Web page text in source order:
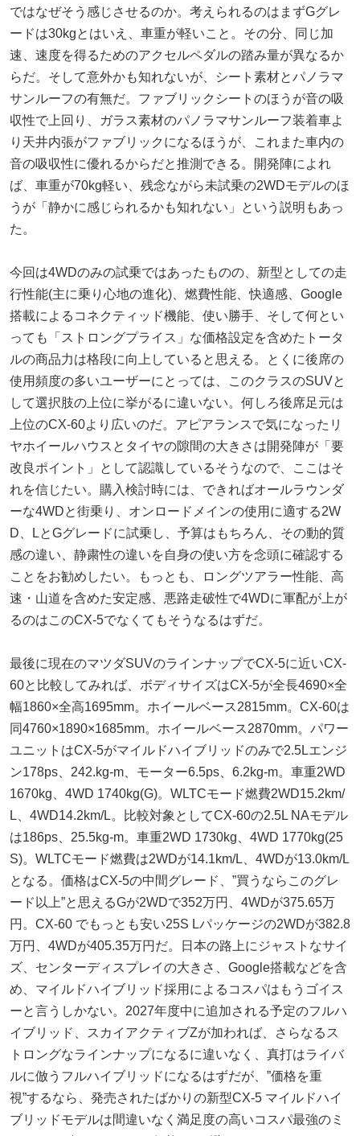
ではなぜそう感じさせるのか。考えられるのはまずGグレ
ードは30kgとはいえ、車重が軽いこと。その分、同じ加
速、速度を得るためのアクセルペダルの踏み量が異なるか
らだ。そして意外かも知れないが、シート素材とパノラマ
サンルーフの有無だ。ファブリックシートのほうが音の吸
収性で上回り、ガラス素材のパノラマサンルーフ装着車よ
り天井内張がファブリックになるほうが、これまた車内の
音の吸収性に優れるからだと推測できる。開発陣によれ
ば、車重が70kg軽い、残念ながら未試乗の2WDモデルのほ
うが「静かに感じられるかも知れない」という説明もあっ
た。
今回は4WDのみの試乗ではあったものの、新型としての走
行性能(主に乗り心地の進化)、燃費性能、快適感、Google
搭載によるコネクティッド機能、使い勝手、そして何とい
っても「ストロングプライス」な価格設定を含めたトータ
ルの商品力は格段に向上していると思える。とくに後席の
使用頻度の多いユーザーにとっては、このクラスのSUVと
して選択肢の上位に挙がるに違いない。何しろ後席足元は
上位のCX-60より広いのだ。アピアランスで気になったリ
ヤホイールハウスとタイヤの隙間の大きさは開発陣が「要
改良ポイント」として認識しているそうなので、ここはそ
れを信じたい。購入検討時には、できればオールラウンダ
ーな4WDと街乗り、オンロードメインの使用に適する2W
D、LとGグレードに試乗し、予算はもちろん、その動的質
感の違い、静粛性の違いを自身の使い方を念頭に確認する
ことをお勧めしたい。もっとも、ロングツアラー性能、高
速・山道を含めた安定感、悪路走破性で4WDに軍配が上が
るのはこのCX-5でなくてもそうなるはずだ。
最後に現在のマツダSUVのラインナップでCX-5に近いCX-
60と比較してみれば、ボディサイズはCX-5が全長4690×全
幅1860×全高1695mm。ホイールベース2815mm。CX-60は
同4760×1890×1685mm。ホイールベース2870mm。パワー
ユニットはCX-5がマイルドハイブリッドのみで2.5Lエンジ
ン178ps、242.kg-m、モーター6.5ps、6.2kg-m。車重2WD
1670kg、4WD 1740kg(G)。WLTCモード燃費2WD15.2km/
L、4WD14.2km/L。比較対象としてCX-60の2.5L NAモデル
は186ps、25.5kg-m。車重2WD 1730kg、4WD 1770kg(25
S)。WLTCモード燃費は2WDが14.1km/L、4WDが13.0km/L
となる。価格はCX-5の中間グレード、”買うならこのグレ
ード以上”と思えるGが2WDで352万円、4WDが375.65万
円。CX-60 でもっとも安い25S Lパッケージの2WDが382.8
万円、4WDが405.35万円だ。日本の路上にジャストなサイ
ズ、センターディスプレイの大きさ、Google搭載などを含
め、マイルドハイブリッド採用によるコスパはもうゴイス
ーと言うしかない。2027年度中に追加される予定のフルハ
イブリッド、スカイアクティブZが加われば、さらなるス
トロングなラインナップになるに違いなく、真打はライバ
ルに倣うフルハイブリッドになるはずだが、”価格を重
視”するなら、発売されたばかりの新型CX-5 マイルドハイ
ブリッドモデルは間違いなく満足度の高いコスパ最強のミ